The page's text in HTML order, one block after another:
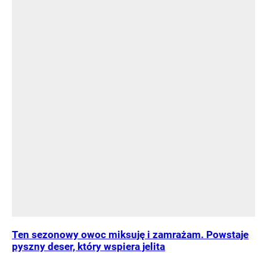
Ten sezonowy owoc miksuję i zamrażam. Powstaje
pyszny deser, który wspiera jelita